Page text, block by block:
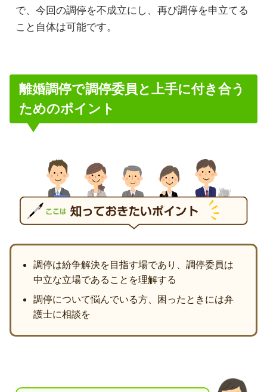
で、今回の調停を不成立にし、再び調停を申立てる
こと自体は可能です。
離婚調停で調停委員と上手に付き合う
ためのポイント
調停は紛争解決を目指す場であり、調停委員は
中立な立場であることを理解する
調停について悩んでいる方、困ったときには弁
護士に相談を